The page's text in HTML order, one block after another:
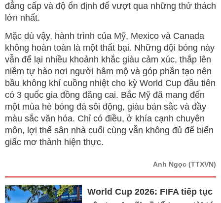
đẳng cấp và độ ổn định để vượt qua những thử thách
lớn nhất.
Mặc dù vậy, hành trình của Mỹ, Mexico và Canada
không hoàn toàn là một thất bại. Những đội bóng này
vẫn để lại nhiều khoảnh khắc giàu cảm xúc, thắp lên
niềm tự hào nơi người hâm mộ và góp phần tạo nên
bầu không khí cuồng nhiệt cho kỳ World Cup đầu tiên
có 3 quốc gia đồng đăng cai. Bắc Mỹ đã mang đến
một mùa hè bóng đá sôi động, giàu bản sắc và đầy
màu sắc văn hóa. Chỉ có điều, ở khía cạnh chuyên
môn, lợi thế sân nhà cuối cùng vẫn không đủ để biến
giấc mơ thành hiện thực.
Anh Ngọc (TTXVN)
World Cup 2026: FIFA tiếp tục